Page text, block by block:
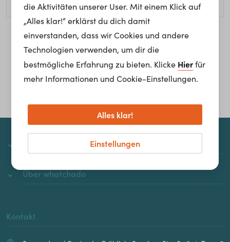
Homepage
Über whatchado
Kontakt
die Aktivitäten unserer User. Mit einem Klick auf
„Alles klar!“ erklärst du dich damit
einverstanden, dass wir Cookies und andere
Technologien verwenden, um dir die
bestmögliche Erfahrung zu bieten. Klicke Hierfür
mehr Informationen und Cookie-Einstellungen.
Einstellungen
Alles klar!